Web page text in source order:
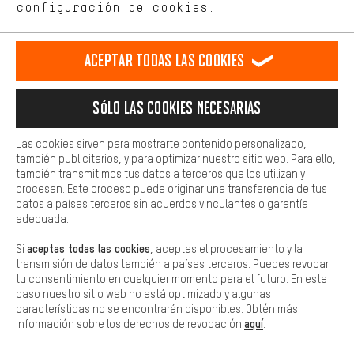
español english Deutsch
RESCINDIR EL CONTRATO Comunidad de Aquisgrán Programa de afiliados
Aviso Legal Protección de datos Condiciones Generales
Plataforma de reportes Reciclaje de baterias
Configuración de las cookies Ajusta el contraste
Todos los precios indicados son en euros e sin MwSt, más
gastos de envío aEstados Unidos.
configuración de cookies.
Más confort
cookies de comodidad, creamos enlaces a plataformas de redes
sociales. Esto nos permite proporcionarle más contenido e
adicionales que le ayudarán a encontrar los productos adecuados.
preguntas de forma rápida y sencilla.
Básica
Las cookies básicas aseguran que puedas usar nuestro sitio web.
Aceptar todas las cookies
Sólo las cookies necesarias
Las cookies sirven para mostrarte contenido personalizado,
también publicitarios, y para optimizar nuestro sitio web. Para ello,
también transmitimos tus datos a terceros que los utilizan y
procesan. Este proceso puede originar una transferencia de tus
datos a países terceros sin acuerdos vinculantes o garantía
adecuada.
Si aceptas todas las cookies , aceptas el procesamiento y la
transmisión de datos también a países terceros. Puedes revocar
tu consentimiento en cualquier momento para el futuro. En este
caso nuestro sitio web no está optimizado y algunas
características no se encontrarán disponibles. Obtén más
información sobre los derechos de revocación aquí.